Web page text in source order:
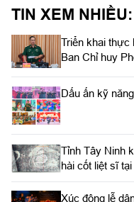
lãnh đạo Ủy ban Kiểm tra
trong Ban Chủ nhiệm Cục
trưởng các phòng chức năng Quân khu và các đơn vị trực
thuộc Cục Hậu cần - Kỹ
TIN XEM NHIỀU:
Triển khai thực
Ban Chỉ huy
Dấu ấn kỹ
Tỉnh Tây Ninh
hài cốt liệt sĩ
Xúc động lễ